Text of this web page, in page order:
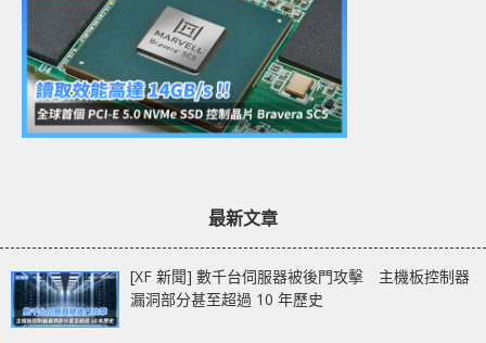
最新文章
[XF 新聞] 數千台伺服器被後門攻擊 主機板控制器
漏洞部分甚至超過 10 年歷史